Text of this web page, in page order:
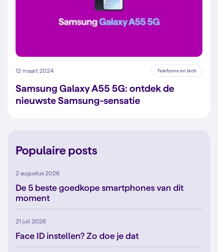
12 maart 2024 Telefoons en tech
Samsung Galaxy A55 5G: ontdek de
nieuwste Samsung-sensatie
Populaire posts
2 augustus 2026
De 5 beste goedkope smartphones van dit
moment
21 juli 2026
Face ID instellen? Zo doe je dat